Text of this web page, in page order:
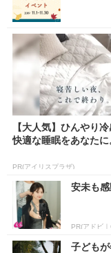
【大人気】ひんやり
快適な睡眠をあなたに
PR(アイリスプラザ)
安未も
PR(アドビ
子ども